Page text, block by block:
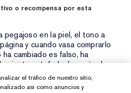
o recompensa por esta
pegajoso en la piel, el tono a
y cuando vasa comprarlo
cambiado es falso, ha
siento estafada después de
que el tono quede tan oscuro
he usado 3w1 y el
el tráfico de nuestro sitio,
así como anuncios y